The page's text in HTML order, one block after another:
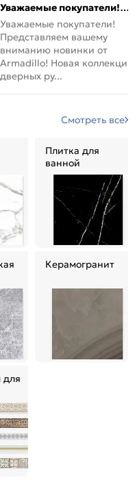
Уважаемые покупатели!
Представляем вашему
вниманию новинки от
Armadillo!
Уважаемые покупатели!
Представляем вашему
вниманию новинки от
Armadillo! Новая коллекция
дверных ру...
Смотреть все
Плитка для
ванной
Керамогранит
для